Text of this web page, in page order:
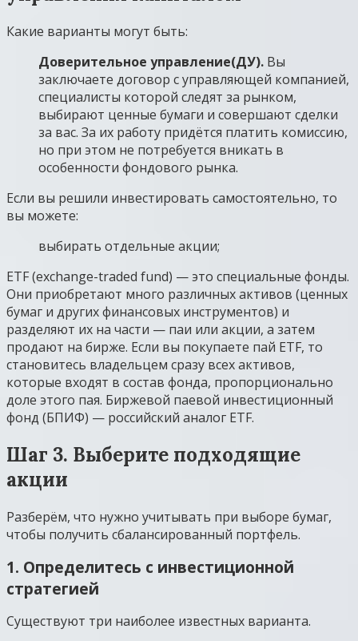
Какие варианты могут быть:
Доверительное управление(ДУ). Вы
заключаете договор с управляющей компанией,
специалисты которой следят за рынком,
выбирают ценные бумаги и совершают сделки
за вас. За их работу придётся платить комиссию,
но при этом не потребуется вникать в
особенности фондового рынка.
Если вы решили инвестировать самостоятельно, то
вы можете:
выбирать отдельные акции;
ETF (exchange-traded fund) — это специальные фонды.
Они приобретают много различных активов (ценных
бумаг и других финансовых инструментов) и
разделяют их на части — паи или акции, а затем
продают на бирже. Если вы покупаете пай ETF, то
становитесь владельцем сразу всех активов,
которые входят в состав фонда, пропорционально
доле этого пая. Биржевой паевой инвестиционный
фонд (БПИФ) — российский аналог ETF.
Шаг 3. Выберите подходящие
акции
Разберём, что нужно учитывать при выборе бумаг,
чтобы получить сбалансированный портфель.
1. Определитесь с инвестиционной
стратегией
Существуют три наиболее известных варианта.